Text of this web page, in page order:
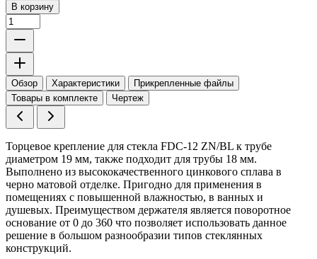
В корзину
Обзор Характеристики
Прикрепленные файлы
Товары в комплекте
Чертеж
Торцевое крепление для стекла FDC-12 ZN/BL к трубе
диаметром 19 мм, также подходит для трубы 18 мм.
Выполнено из высококачественного цинкового сплава в
черно матовой отделке. Пригодно для применения в
помещениях с повышенной влажностью, в ванных и
душевых. Преимуществом держателя является поворотное
основание от 0 до 360 что позволяет использовать данное
решение в большом разнообразии типов стеклянных
конструкций.